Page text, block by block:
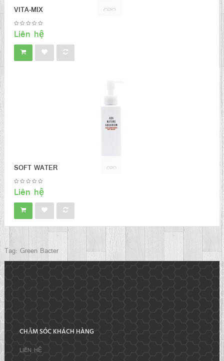
VITA-MIX
Liên hệ
SOFT WATER
Liên hệ
Tag: Green Bacter
CHĂM SÓC KHÁCH HÀNG
LIÊN HỆ